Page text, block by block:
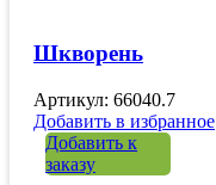
Шкворень
Артикул: 66040.7
Добавить в избранное
Добавить к
заказу